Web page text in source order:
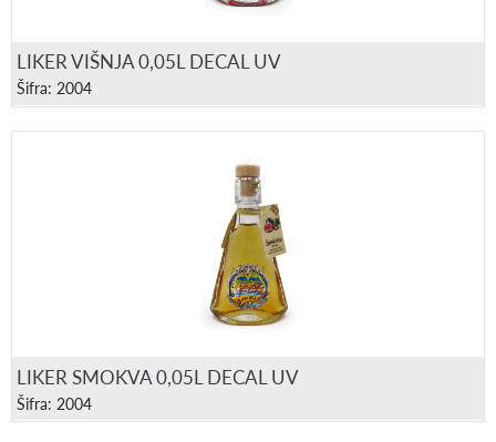
LIKER VIŠNJA 0,05L DECAL UV
Šifra: 2004
LIKER SMOKVA 0,05L DECAL UV
Šifra: 2004